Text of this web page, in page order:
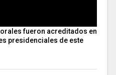
fueron acreditados en
presidenciales de este